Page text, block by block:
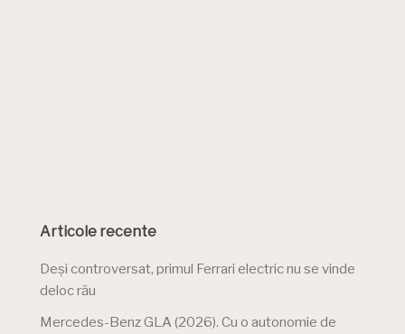
Articole recente
Deși controversat, primul Ferrari electric nu se vinde
deloc rău
Mercedes-Benz GLA (2026). Cu o autonomie de